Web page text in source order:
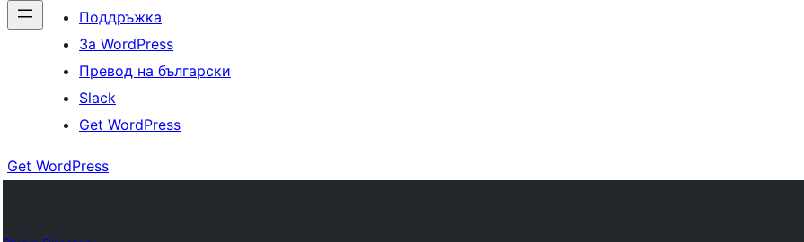
Поддръжка
За WordPress
Превод на български
Slack
Get WordPress
Get WordPress